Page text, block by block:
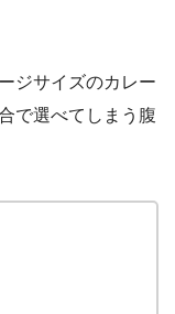
ジサイズのカレー
で選べてしまう腹